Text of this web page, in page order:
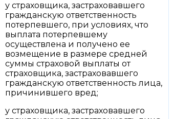
у страховщика, застраховавшего
гражданскую ответственность
потерпевшего, при условиях, что
выплата потерпевшему
осуществлена и получено ее
возмещение в размере средней
суммы страховой выплаты от
страховщика, застраховавшего
гражданскую ответственность лица,
причинившего вред;
у страховщика, застраховавшего